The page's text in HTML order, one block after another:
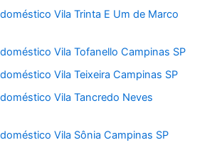
Vila Trinta E Um de Marco
Vila Tofanello Campinas SP
Vila Teixeira Campinas SP
Vila Tancredo Neves
Vila Sônia Campinas SP